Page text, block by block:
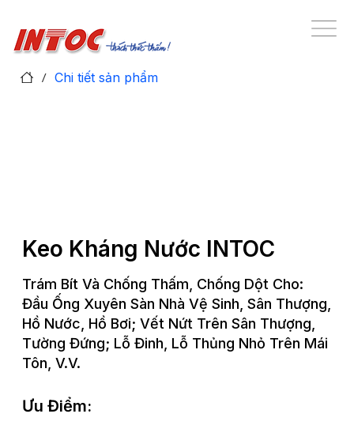
/ Chi tiết sản phẩm
Keo Kháng Nước INTOC
Trám Bít Và Chống Thấm, Chống Dột Cho:
Đầu Ống Xuyên Sàn Nhà Vệ Sinh, Sân Thượng,
Hồ Nước, Hồ Bơi; Vết Nứt Trên Sân Thượng,
Tường Đứng; Lỗ Đinh, Lỗ Thủng Nhỏ Trên Mái
Tôn, V.v.
Ưu Điểm: